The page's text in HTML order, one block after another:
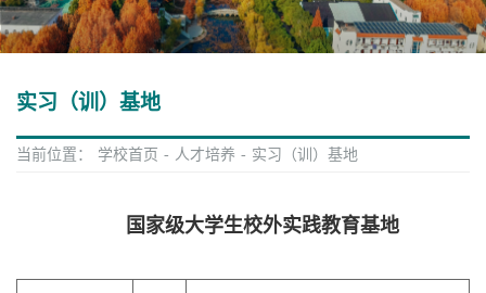
实习（训）基地
当前位置： 学校首页 - 人才培养 - 实习（训）基地
国家级大学生校外实践教育基地